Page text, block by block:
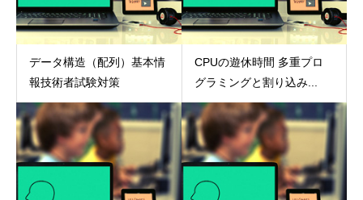
データ構造（配列）基本情
報技術者試験対策
CPUの遊休時間 多重プロ
グラミングと割り込み...